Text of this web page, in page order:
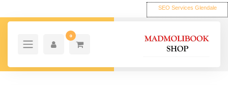
SEO Services Glendale
0